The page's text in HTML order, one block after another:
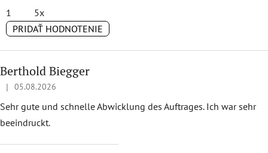
1
5x
PRIDAŤ HODNOTENIE
ý
p
i
s
Berthold Biegger
Hodnotenie obchodu je 5 z 5 hviezdičiek.
| 05.08.2026
Sehr gute und schnelle Abwicklung des Auftrages. Ich war sehr
beeindruckt.